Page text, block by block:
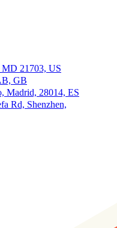
MD 21703, US
GB
Madrid, 28014, ES
Rd, Shenzhen,